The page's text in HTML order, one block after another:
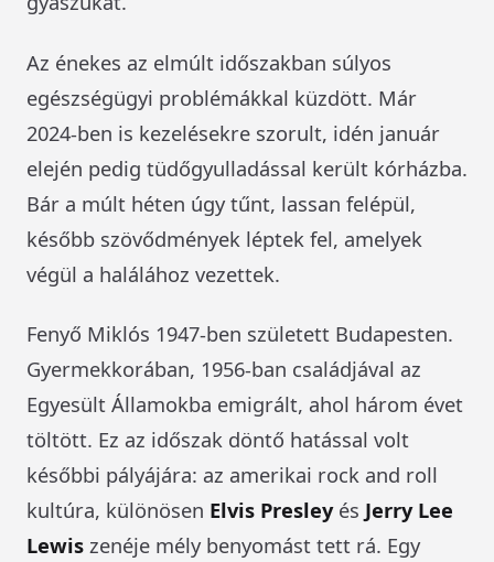
Az énekes az elmúlt időszakban súlyos
egészségügyi problémákkal küzdött. Már
2024-ben is kezelésekre szorult, idén január
elején pedig tüdőgyulladással került kórházba.
Bár a múlt héten úgy tűnt, lassan felépül,
később szövődmények léptek fel, amelyek
végül a halálához vezettek.
Fenyő Miklós 1947-ben született Budapesten.
Gyermekkorában, 1956-ban családjával az
Egyesült Államokba emigrált, ahol három évet
töltött. Ez az időszak döntő hatással volt
későbbi pályájára: az amerikai rock and roll
kultúra, különösen Elvis Presleyés Jerry Lee
Lewis zenéje mély benyomást tett rá. Egy